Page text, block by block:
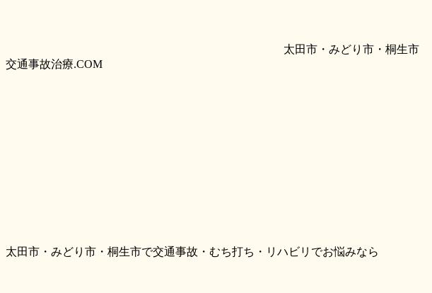
太田市・みどり市・桐生市
交通事故治療.COM
太田市・みどり市・桐生市で交通事故・むち打ち・リハビリでお悩みなら